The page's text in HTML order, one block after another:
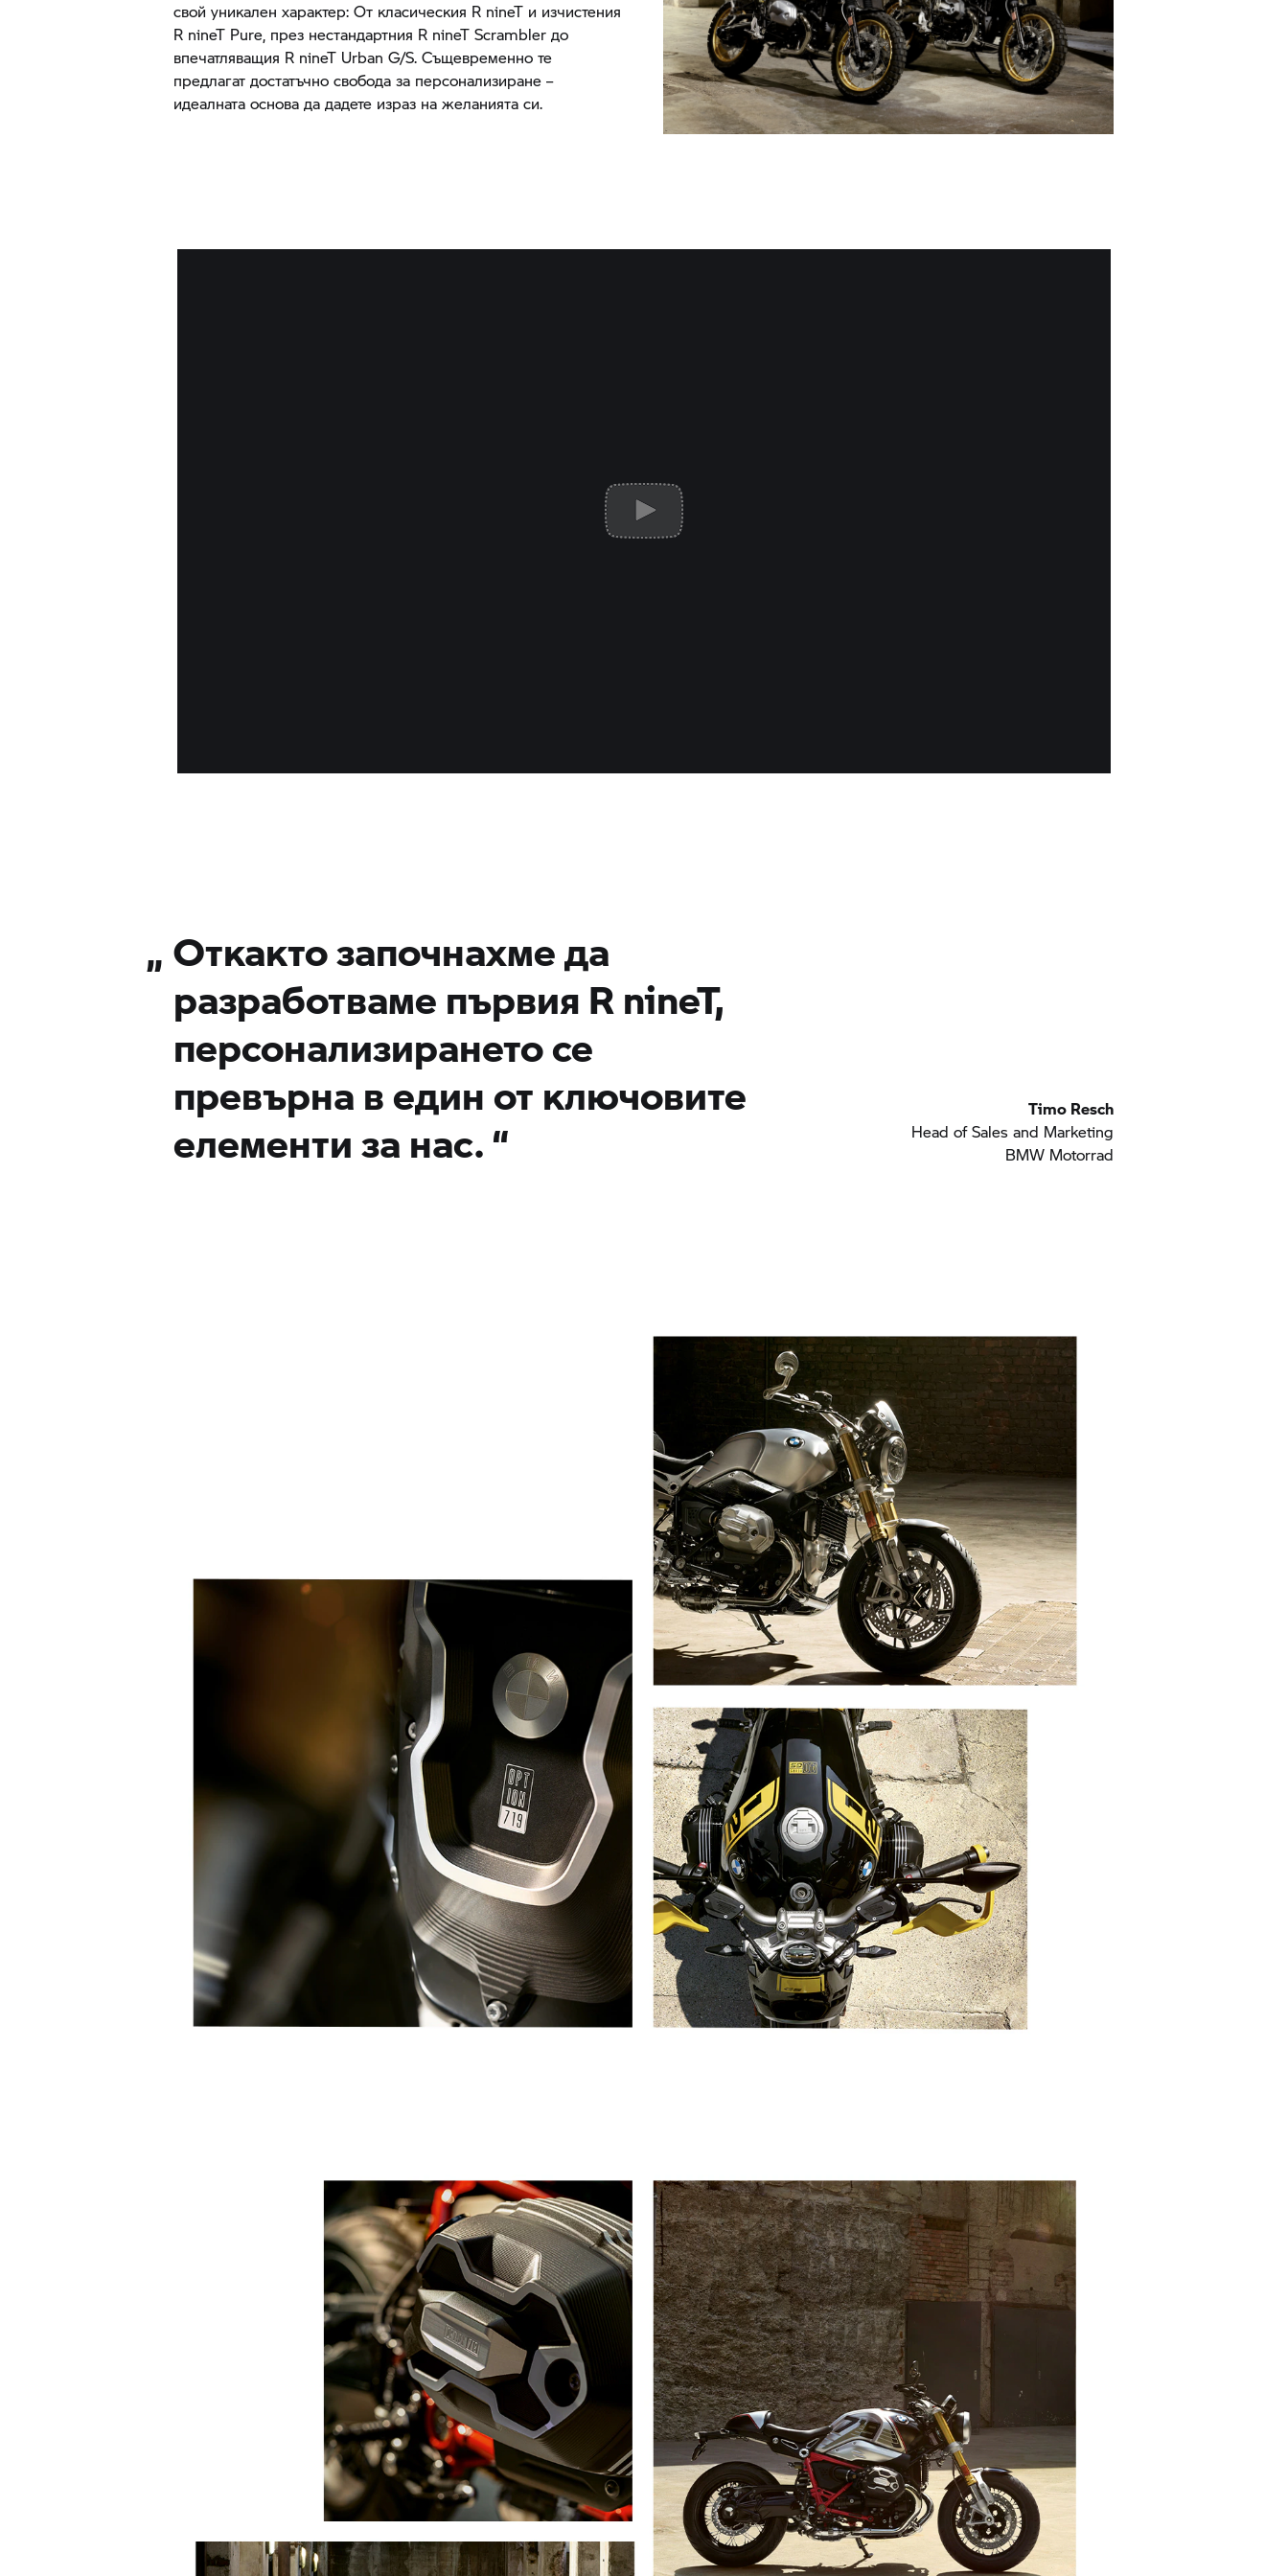
свой уникален характер: От класическия R nineT и изчистения
R nineT Pure, през нестандартния R nineT Scrambler до
впечатляващия R nineT Urban G/S. Същевременно те
предлагат достатъчно свобода за персонализиране –
идеалната основа да дадете израз на желанията си.
„ Откакто започнахме да
разработваме първия R nineT,
персонализирането се
превърна в един от ключовите
елементи за нас.“
Timo Resch
Head of Sales and Marketing
BMW Motorrad